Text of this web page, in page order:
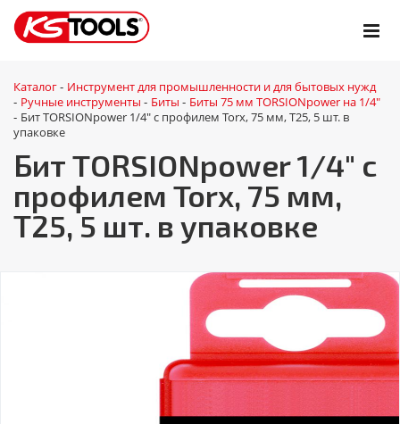
Каталог - Инструмент для промышленности и для бытовых нужд
- Ручные инструменты - Биты - Биты 75 мм TORSIONpower на 1/4"
- Бит TORSIONpower 1/4" с профилем Torx, 75 мм, Т25, 5 шт. в
упаковке
Бит TORSIONpower 1/4" с
профилем Torx, 75 мм,
Т25, 5 шт. в упаковке